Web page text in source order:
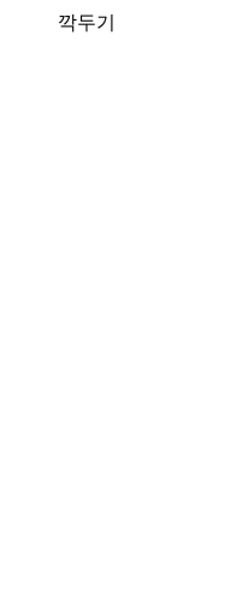
깍두기